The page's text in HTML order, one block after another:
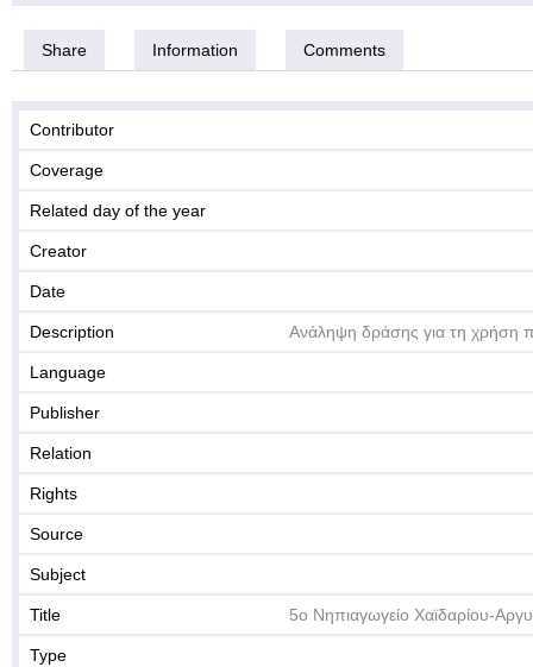
Share Information Comments
Contributor
Coverage
Related day of the year
Creator
Date
Description Ανάληψη δράσης για τη χρήση
Language
Publisher
Relation
Rights
Source
Subject
Title 5ο Νηπιαγωγείο Χαϊδαρίου-
Type